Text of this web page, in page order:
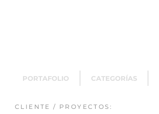
PORTAFOLIO CATEGORÍAS
CLIENTE / PROYECTOS: